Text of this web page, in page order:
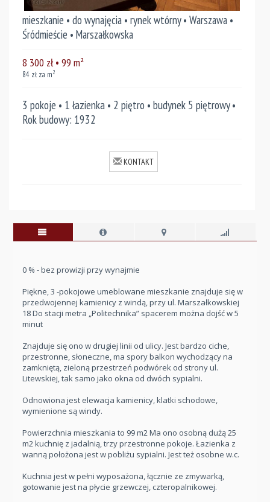
mieszkanie • do wynajęcia • rynek wtórny • Warszawa •
Śródmieście • Marszałkowska
8 300 zł• 99 m²
84 zł za m2
3 pokoje • 1 łazienka • 2 piętro • budynek 5 piętrowy •
Rok budowy: 1932
KONTAKT
0 % - bez prowizji przy wynajmie
Piękne, 3 -pokojowe umeblowane mieszkanie znajduje się w
przedwojennej kamienicy z windą, przy ul. Marszałkowskiej
18 Do stacji metra „Politechnika” spacerem można dojść w 5
minut
Znajduje się ono w drugiej linii od ulicy. Jest bardzo ciche,
przestronne, słoneczne, ma spory balkon wychodzący na
zamkniętą, zieloną przestrzeń podwórek od strony ul.
Litewskiej, tak samo jako okna od dwóch sypialni.
Odnowiona jest elewacja kamienicy, klatki schodowe,
wymienione są windy.
Powierzchnia mieszkania to 99 m2 Ma ono osobną dużą 25
m2 kuchnię z jadalnią, trzy przestronne pokoje. Łazienka z
wanną położona jest w pobliżu sypialni. Jest też osobne w.c.
Kuchnia jest w pełni wyposażona, łącznie ze zmywarką,
gotowanie jest na płycie grzewczej, czteropalnikowej.